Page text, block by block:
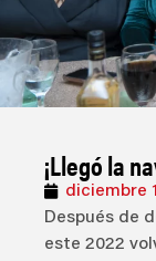
¡Llegó la
diciembre
Después de
este 2022